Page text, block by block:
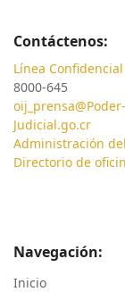
Contáctenos:
Línea Confidencial
8000-645
oij_prensa@Poder-
Judicial.go.cr
Administración
Directorio de
Navegación:
Inicio